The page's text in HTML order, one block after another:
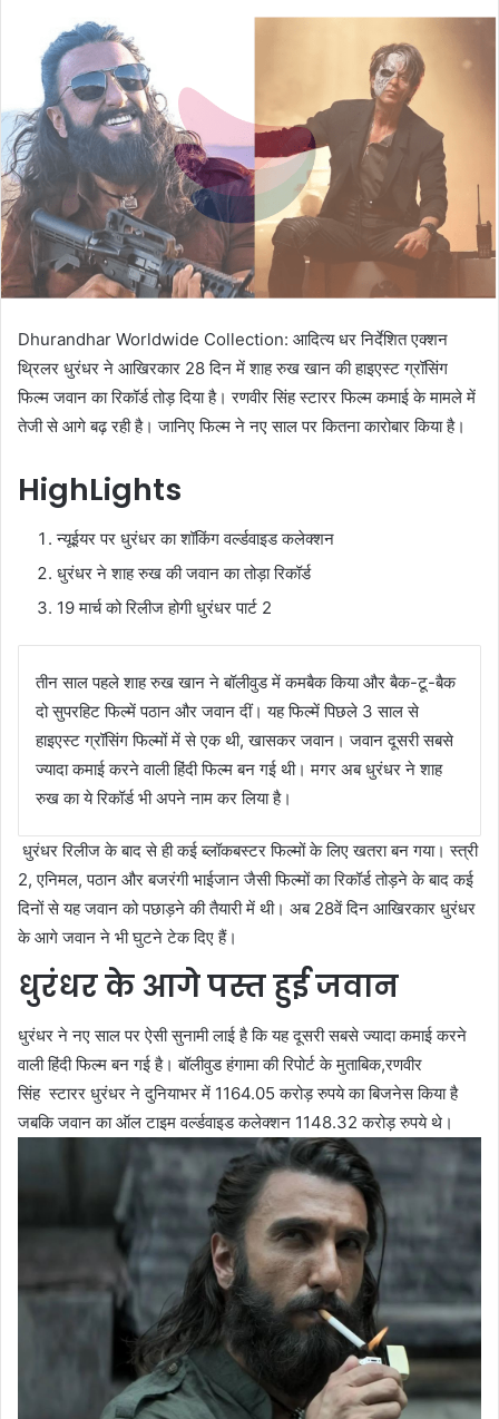
Dhurandhar Worldwide Collection: आदित्य धर निर्देशित एक्शन
थ्रिलर धुरंधर ने आखिरकार 28 दिन में शाह रुख खान की हाइएस्ट ग्रॉसिंग
फिल्म जवान का रिकॉर्ड तोड़ दिया है। रणवीर सिंह स्टारर फिल्म कमाई के मामले में
तेजी से आगे बढ़ रही है। जानिए फिल्म ने नए साल पर कितना कारोबार किया है।
HighLights
न्यूईयर पर धुरंधर का शॉकिंग वर्ल्डवाइड कलेक्शन
धुरंधर ने शाह रुख की जवान का तोड़ा रिकॉर्ड
19 मार्च को रिलीज होगी धुरंधर पार्ट 2
तीन साल पहले शाह रुख खान ने बॉलीवुड में कमबैक किया और बैक-टू-बैक
दो सुपरहिट फिल्में पठान और जवान दीं। यह फिल्में पिछले 3 साल से
हाइएस्ट ग्रॉसिंग फिल्मों में से एक थी, खासकर जवान। जवान दूसरी सबसे
ज्यादा कमाई करने वाली हिंदी फिल्म बन गई थी। मगर अब धुरंधर ने शाह
रुख का ये रिकॉर्ड भी अपने नाम कर लिया है।
धुरंधर रिलीज के बाद से ही कई ब्लॉकबस्टर फिल्मों के लिए खतरा बन गया। स्त्री
2, एनिमल, पठान और बजरंगी भाईजान जैसी फिल्मों का रिकॉर्ड तोड़ने के बाद कई
दिनों से यह जवान को पछाड़ने की तैयारी में थी। अब 28वें दिन आखिरकार धुरंधर
के आगे जवान ने भी घुटने टेक दिए हैं।
धुरंधर के आगे पस्त हुई जवान
धुरंधर ने नए साल पर ऐसी सुनामी लाई है कि यह दूसरी सबसे ज्यादा कमाई करने
वाली हिंदी फिल्म बन गई है। बॉलीवुड हंगामा की रिपोर्ट के मुताबिक,रणवीर
सिंह स्टारर धुरंधर ने दुनियाभर में 1164.05 करोड़ रुपये का बिजनेस किया है
जबकि जवान का ऑल टाइम वर्ल्डवाइड कलेक्शन 1148.32 करोड़ रुपये थे।